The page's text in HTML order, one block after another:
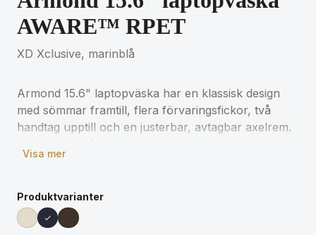
AWARE™ RPET
XD Xclusive, marinblå
Armond 15.6" laptopväska har en klassisk design
med sömmar framtill, flera förvaringsfickor, två
handtag upptill och en justerbar, avtagbar axelrem.
spårning. 2% av intäkterna från varje såld produkt
PVC-fri.
Visa mer
Produktvarianter